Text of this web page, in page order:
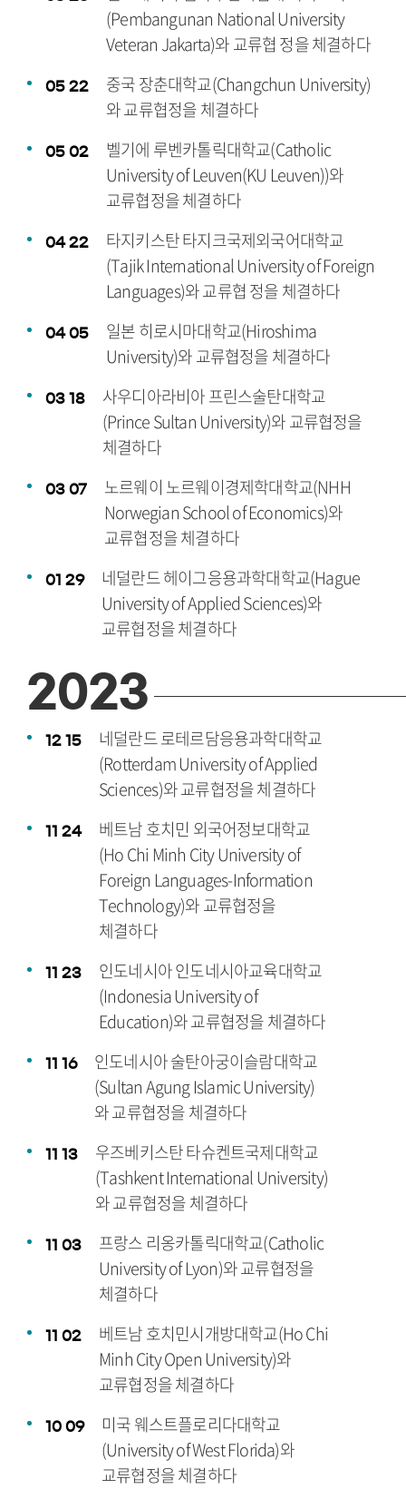
(Pembangunan National University
Veteran Jakarta)와 교류협 정을 체결하다
05 22
중국 장춘대학교(Changchun University)
와 교류협정을 체결하다
05 02
벨기에 루벤카톨릭대학교(Catholic
University of Leuven(KU Leuven))와
교류협정을 체결하다
0422
타지키스탄 타지크국제외국어대학교
(Tajik International University of Foreign
Languages)와 교류협 정을 체결하다
0405
일본 히로시마대학교(Hiroshima
University)와 교류협정을 체결하다
03 18
사우디아라비아 프린스술탄대학교
(Prince Sultan University)와 교류협정을
체결하다
03 07
노르웨이 노르웨이경제학대학교(NHH
Norwegian School of Economics)와
교류협정을 체결하다
01 29
네덜란드 헤이그응용과학대학교(Hague
University of Applied Sciences)와
교류협정을 체결하다
2023
12 15
네덜란드 로테르담응용과학대학교
(Rotterdam University of Applied
Sciences)와 교류협정을 체결하다
11 24
베트남 호치민 외국어정보대학교
(Ho Chi Minh City University of
Foreign Languages-Information
Technology)와 교류협정을
체결하다
11 23
인도네시아 인도네시아교육대학교
(Indonesia University of
Education)와 교류협정을 체결하다
11 16
인도네시아 술탄아궁이슬람대학교
(Sultan Agung Islamic University)
와 교류협정을 체결하다
11 13
우즈베키스탄 타슈켄트국제대학교
(Tashkent International University)
와 교류협정을 체결하다
11 03
프랑스 리옹카톨릭대학교(Catholic
University of Lyon)와 교류협정을
체결하다
11 02
베트남 호치민시개방대학교(Ho Chi
Minh City Open University)와
교류협정을 체결하다
10 09
미국 웨스트플로리다대학교
(University of West Florida)와
교류협정을 체결하다